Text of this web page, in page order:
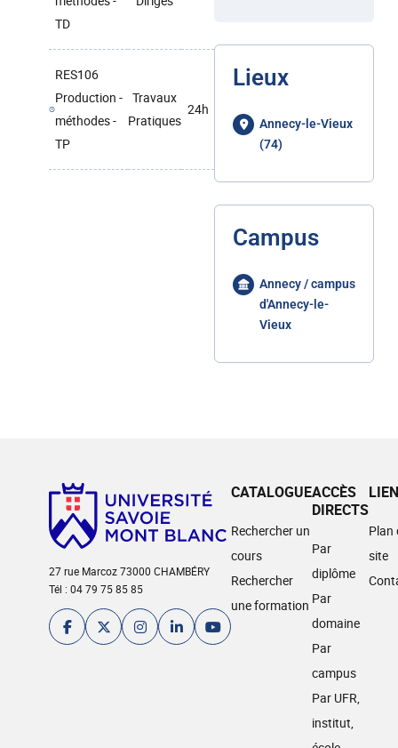
TD
RES106
Production -
méthodes -
TP
Travaux
Pratiques
24h
Lieux
Annecy-le-Vieux
(74)
Campus
Annecy / campus
d'Annecy-le-
Vieux
27 rue Marcoz 73000 CHAMBÉRY
Tél : 04 79 75 85 85
CATALOGUE
Rechercher un
cours
Rechercher
une formation
ACCÈS
DIRECTS
Par
diplôme
Par
domaine
Par
campus
Par UFR,
institut,
Plan
site